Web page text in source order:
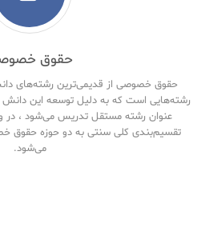
حقوق
حقوق خصوصی از قدیمی‌ترین رشته‌های
رشته‌هایی است که به دلیل توسعه این
عنوان رشته مستقل تدریس می‌شود ، در
تقسیم‌بندی کلی سنتی به دو حوزه حقوق
می‌شود.